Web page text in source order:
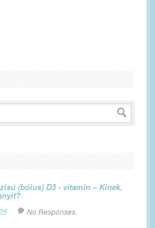
(bólus) D3 - vitamin – Kinek,
No Responses.